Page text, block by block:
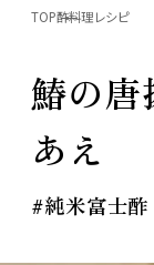
TOP酢料理レシピ
鰆の
あえ
#純米富士酢